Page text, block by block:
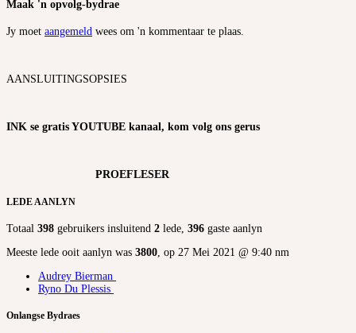
Maak 'n opvolg-bydrae
Jy moet aangemeld wees om 'n kommentaar te plaas.
AANSLUITINGSOPSIES
INK se gratis YOUTUBE kanaal, kom volg ons gerus
PROEFLESER
LEDE AANLYN
Totaal 398 gebruikers insluitend 2 lede, 396 gaste aanlyn
Meeste lede ooit aanlyn was 3800, op 27 Mei 2021 @ 9:40 nm
Audrey Bierman
Ryno Du Plessis
Onlangse Bydraes